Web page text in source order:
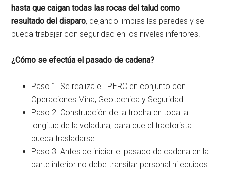
hasta que caigan todas las rocas del talud como
resultado del disparo, dejando limpias las paredes y se
pueda trabajar con seguridad en los niveles inferiores.
¿Cómo se efectúa el pasado de cadena?
Paso 1. Se realiza el IPERC en conjunto con
Operaciones Mina, Geotecnica y Seguridad
Paso 2. Construcción de la trocha en toda la
longitud de la voladura, para que el tractorista
pueda trasladarse.
Paso 3. Antes de iniciar el pasado de cadena en la
parte inferior no debe transitar personal ni equipos.